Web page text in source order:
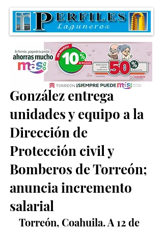
Román Alberto Cepeda
González entrega
unidades y equipo a la
Dirección de
Protección civil y
Bomberos de Torreón;
anuncia incremento
salarial
Torreón, Coahuila. A 12 de